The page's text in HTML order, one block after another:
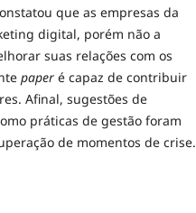
que as empresas da
digital, porém não a
suas relações com os
paper é capaz de contribuir
Afinal, sugestões de
práticas de gestão foram
de momentos de crise.